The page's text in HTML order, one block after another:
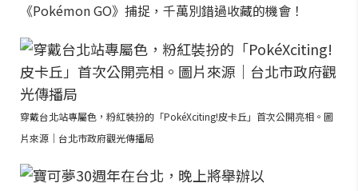
《Pokémon GO》捕捉，千萬別錯過收藏的機會！
穿戴台北站專屬色，粉紅裝扮的「PokéXciting!皮卡丘」首次公開亮相。圖
片來源｜台北市政府觀光傳播局